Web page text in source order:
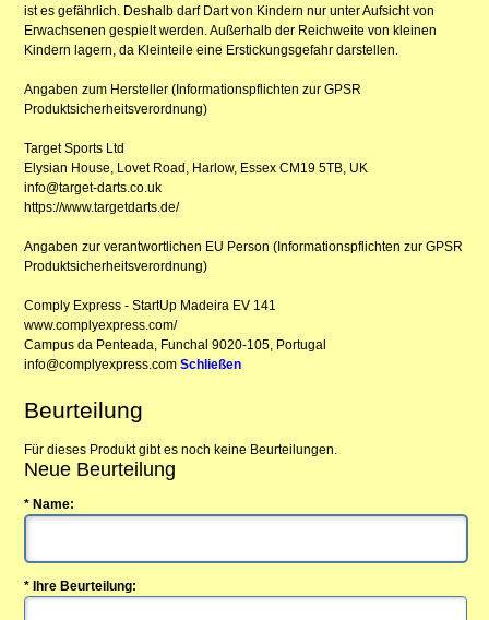
ist es gefährlich. Deshalb darf Dart von Kindern nur unter Aufsicht von
Erwachsenen gespielt werden. Außerhalb der Reichweite von kleinen
Kindern lagern, da Kleinteile eine Erstickungsgefahr darstellen.
Angaben zum Hersteller (Informationspflichten zur GPSR
Produktsicherheitsverordnung)
Target Sports Ltd
Elysian House, Lovet Road, Harlow, Essex CM19 5TB, UK
info@target-darts.co.uk
https://www.targetdarts.de/
Angaben zur verantwortlichen EU Person (Informationspflichten zur GPSR
Produktsicherheitsverordnung)
Comply Express - StartUp Madeira EV 141
www.complyexpress.com/
Campus da Penteada, Funchal 9020-105, Portugal
info@complyexpress.comSchließen
Beurteilung
Für dieses Produkt gibt es noch keine Beurteilungen.
Neue Beurteilung
* Name:
* Ihre Beurteilung: